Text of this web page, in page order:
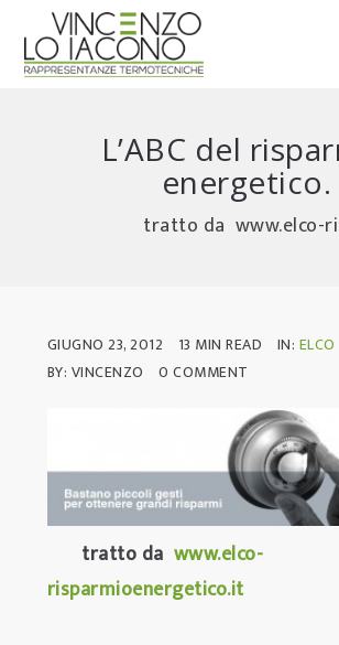
L’ABC del
energetico.
GIUGNO 23, 2012 13 MIN READ IN: ELCO
BY: VINCENZO
0 COMMENT
tratto da www.elco-
risparmioenergetico.it